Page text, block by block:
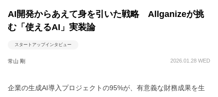
AI開発からあえて身を引いた戦略 Allganizeが挑
む「使えるAI」実装論
スタートアップインタビュー
常山 剛 2026.01.28 WED
企業の生成AI導入プロジェクトの95%が、有意義な財務成果を生